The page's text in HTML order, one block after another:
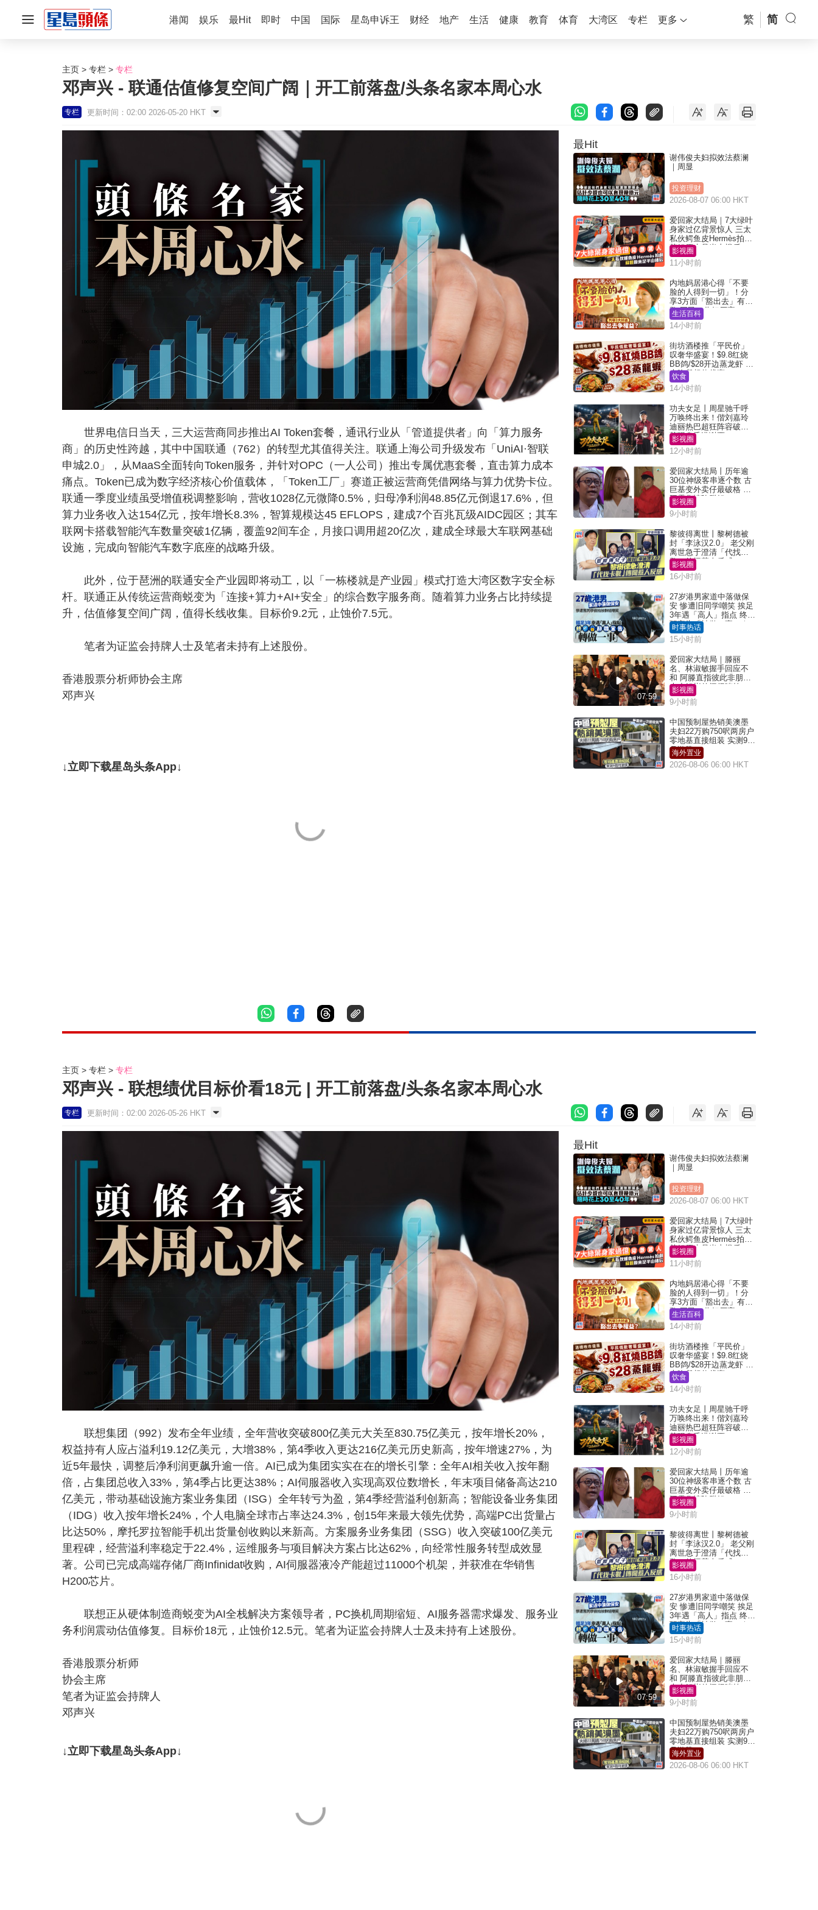
港闻 娱乐 最Hit 即时 中国 国际 星岛申诉王 财经 地产 生活 健康 教育 体育 大湾区 专栏 更多 繁 简
主页 专栏 专栏
邓声兴 - 联通估值修复空间广阔｜开工前落盘/头条名家本周心水
专栏 更新时间：02:00 2026-05-20 HKT
世界电信日当天，三大运营商同步推出AI Token套餐，通讯行业从「管道提供者」向「算力服务
商」的历史性跨越，其中中国联通（762）的转型尤其值得关注。联通上海公司升级发布「UniAI·智联
申城2.0」，从MaaS全面转向Token服务，并针对OPC（一人公司）推出专属优惠套餐，直击算力成本
痛点。Token已成为数字经济核心价值载体，「Token工厂」赛道正被运营商凭借网络与算力优势卡位。
联通一季度业绩虽受增值税调整影响，营收1028亿元微降0.5%，归母净利润48.85亿元倒退17.6%，但
算力业务收入达154亿元，按年增长8.3%，智算规模达45 EFLOPS，建成7个百兆瓦级AIDC园区；其车
联网卡搭载智能汽车数量突破1亿辆，覆盖92间车企，月接口调用超20亿次，建成全球最大车联网基础
设施，完成向智能汽车数字底座的战略升级。
此外，位于琶洲的联通安全产业园即将动工，以「一栋楼就是产业园」模式打造大湾区数字安全标
杆。联通正从传统运营商蜕变为「连接+算力+AI+安全」的综合数字服务商。随着算力业务占比持续提
升，估值修复空间广阔，值得长线收集。目标价9.2元，止蚀价7.5元。
笔者为证监会持牌人士及笔者未持有上述股份。
香港股票分析师协会主席
邓声兴
↓立即下载星岛头条App↓
最Hit
谢伟俊夫妇拟效法蔡澜
｜周显
投资理财
2026-08-07 06:00 HKT
爱回家大结局｜7大绿叶
身家过亿背景惊人 三太
私伙鳄鱼皮Hermès拍剧
苏姐原来是半山楼后
影视圈
11小时前
内地妈居港心得「不要
脸的人得到一切」！分
享3方面「豁出去」有著
数 网民：你好厉害
生活百科
14小时前
街坊酒楼推「平民价」
叹奢华盛宴！$9.8红烧
BB鸽/$28开边蒸龙虾 3
大晚餐超值优惠
饮食
14小时前
功夫女足丨周星驰千呼
万唤终出来！偕刘嘉玲
迪丽热巴超狂阵容破天
荒现身香港谢票
影视圈
12小时前
爱回家大结局丨历年逾
30位神级客串逐个数 古
巨基变外卖仔最破格 欧
阳震华情陷群姐
影视圈
9小时前
黎彼得离世丨黎树德被
封「李泳汉2.0」 老父刚
离世急于澄清「代找卡
数」传闻惹人反感
影视圈
16小时前
27岁港男家道中落做保
安 惨遭旧同学嘲笑 挨足
3年遇「高人」指点 终辞
职宣告「转做一事」｜
Juicy叮
时事热话
15小时前
07:59
爱回家大结局｜滕丽
名、林淑敏握手回应不
和 阿滕直指彼此非朋友
大小姐指传闻得啖笑
影视圈
9小时前
中国预制屋热销美澳墨
夫妇22万购750呎两房户
零地基直接组装 实测9个
月激赞
海外置业
2026-08-06 06:00 HKT
主页 专栏 专栏
邓声兴 - 联想绩优目标价看18元 | 开工前落盘/头条名家本周心水
专栏 更新时间：02:00 2026-05-26 HKT
联想集团（992）发布全年业绩，全年营收突破800亿美元大关至830.75亿美元，按年增长20%，
权益持有人应占溢利19.12亿美元，大增38%，第4季收入更达216亿美元历史新高，按年增速27%，为
近5年最快，调整后净利润更飙升逾一倍。AI已成为集团实实在在的增长引擎：全年AI相关收入按年翻
倍，占集团总收入33%，第4季占比更达38%；AI伺服器收入实现高双位数增长，年末项目储备高达210
亿美元，带动基础设施方案业务集团（ISG）全年转亏为盈，第4季经营溢利创新高；智能设备业务集团
（IDG）收入按年增长24%，个人电脑全球市占率达24.3%，创15年来最大领先优势，高端PC出货量占
比达50%，摩托罗拉智能手机出货量创收购以来新高。方案服务业务集团（SSG）收入突破100亿美元
里程碑，经营溢利率稳定于22.4%，运维服务与项目解决方案占比达62%，向经常性服务转型成效显
著。公司已完成高端存储厂商Infinidat收购，AI伺服器液冷产能超过11000个机架，并获准在华销售
H200芯片。
联想正从硬体制造商蜕变为AI全栈解决方案领导者，PC换机周期缩短、AI服务器需求爆发、服务业
务利润震动估值修复。目标价18元，止蚀价12.5元。笔者为证监会持牌人士及未持有上述股份。
香港股票分析师
协会主席
笔者为证监会持牌人
邓声兴
↓立即下载星岛头条App↓
最Hit
谢伟俊夫妇拟效法蔡澜
｜周显
投资理财
2026-08-07 06:00 HKT
爱回家大结局｜7大绿叶
身家过亿背景惊人 三太
私伙鳄鱼皮Hermès拍剧
苏姐原来是半山楼后
影视圈
11小时前
内地妈居港心得「不要
脸的人得到一切」！分
享3方面「豁出去」有著
数 网民：你好厉害
生活百科
14小时前
街坊酒楼推「平民价」
叹奢华盛宴！$9.8红烧
BB鸽/$28开边蒸龙虾 3
大晚餐超值优惠
饮食
14小时前
功夫女足丨周星驰千呼
万唤终出来！偕刘嘉玲
迪丽热巴超狂阵容破天
荒现身香港谢票
影视圈
12小时前
爱回家大结局丨历年逾
30位神级客串逐个数 古
巨基变外卖仔最破格 欧
阳震华情陷群姐
影视圈
9小时前
黎彼得离世丨黎树德被
封「李泳汉2.0」 老父刚
离世急于澄清「代找卡
数」传闻惹人反感
影视圈
16小时前
27岁港男家道中落做保
安 惨遭旧同学嘲笑 挨足
3年遇「高人」指点 终辞
职宣告「转做一事」｜
Juicy叮
时事热话
15小时前
07:59
爱回家大结局｜滕丽
名、林淑敏握手回应不
和 阿滕直指彼此非朋友
大小姐指传闻得啖笑
影视圈
9小时前
中国预制屋热销美澳墨
夫妇22万购750呎两房户
零地基直接组装 实测9个
月激赞
海外置业
2026-08-06 06:00 HKT